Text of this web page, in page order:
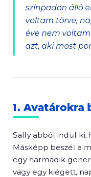
színpadon álló
voltam törve,
éve nem
azt, aki most
1.
Sally abból indul ki,
Másképp beszél a
egy harmadik
vagy egy kiégett,